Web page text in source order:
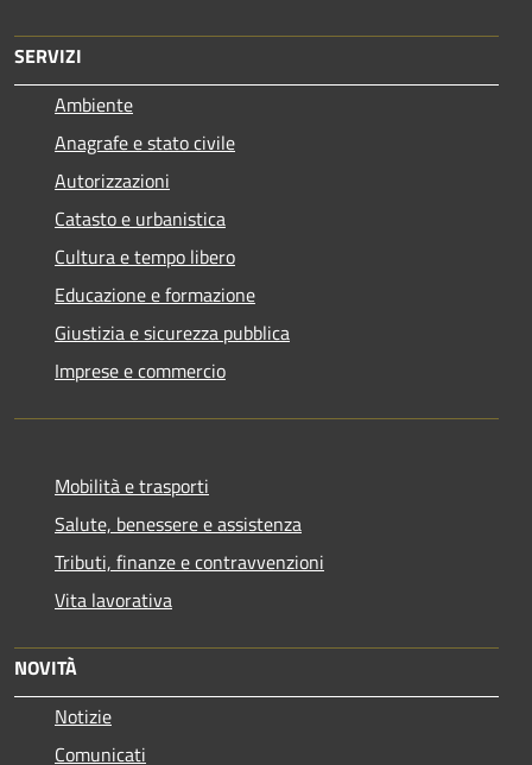
SERVIZI
Ambiente
Anagrafe e stato civile
Autorizzazioni
Catasto e urbanistica
Cultura e tempo libero
Educazione e formazione
Giustizia e sicurezza pubblica
Imprese e commercio
Mobilità e trasporti
Salute, benessere e assistenza
Tributi, finanze e contravvenzioni
Vita lavorativa
NOVITÀ
Notizie
Comunicati